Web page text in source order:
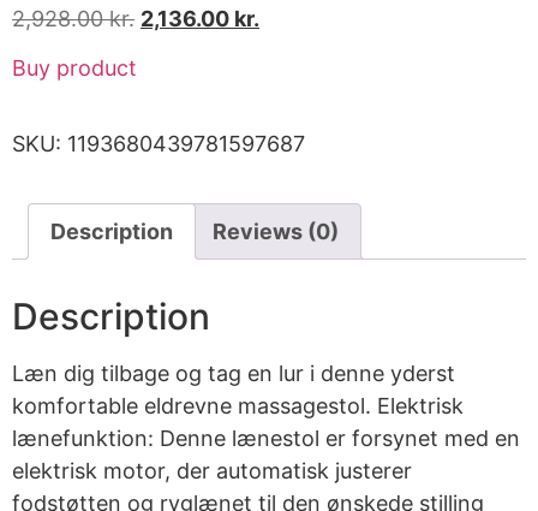
2,928.00kr. 2,136.00 kr.
Buy product
SKU: 1193680439781597687
Description Reviews (0)
Description
Læn dig tilbage og tag en lur i denne yderst
komfortable eldrevne massagestol. Elektrisk
lænefunktion: Denne lænestol er forsynet med en
elektrisk motor, der automatisk justerer
fodstøtten og ryglænet til den ønskede stilling